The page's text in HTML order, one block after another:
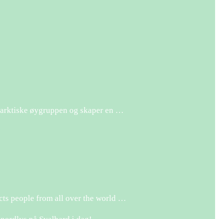
øygruppen og skaper en …
people from all over the world …